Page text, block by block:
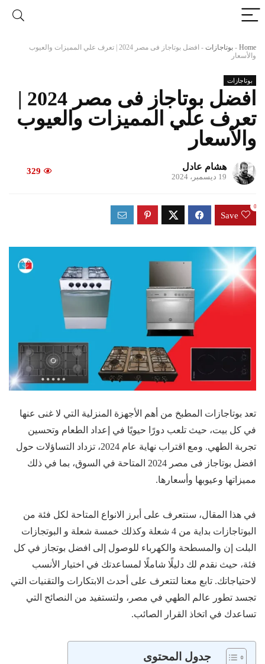
Home
- بوتاجازات -
افضل بوتاجاز فى مصر 2024 | تعرف علي المميزات والعيوب
والأسعار
بوتاجازات
افضل بوتاجاز فى مصر 2024 |
تعرف علي المميزات والعيوب
والأسعار
هشام عادل
19 ديسمبر، 2024
329
Save
0
تعد بوتاجازات المطبخ من أهم الأجهزة المنزلية التي لا غنى عنها
في كل بيت، حيث تلعب دورًا حيويًا في إعداد الطعام وتحسين
تجربة الطهي. ومع اقتراب نهاية عام 2024، تزداد التساؤلات حول
افضل بوتاجاز فى مصر 2024 المتاحة في السوق، بما في ذلك
مميزاتها وعيوبها وأسعارها.
في هذا المقال، سنتعرف على أبرز الانواع المتاحة لكل فئة من
البوتاجازات بداية من 4 شعلة وكذلك خمسة شعلة و البوتجازات
البلت إن والمسطحة والكهرباء للوصول إلى افضل بوتجاز في كل
فئة، حيث نقدم لك دليلًا شاملًا لمساعدتك في اختيار الأنسب
لاحتياجاتك. تابع معنا لتتعرف على أحدث الابتكارات والتقنيات التي
تجسد تطور عالم الطهي في مصر، ولتستفيد من النصائح التي
تساعدك في اتخاذ القرار الصائب.
جدول المحتوى